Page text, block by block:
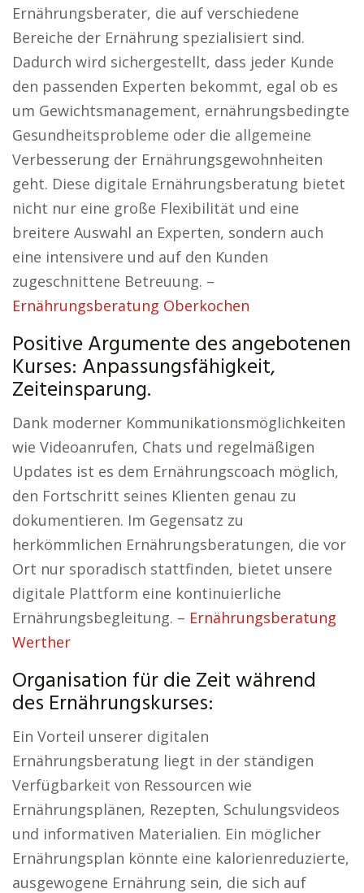
Ernährungsberater, die auf verschiedene
Bereiche der Ernährung spezialisiert sind.
Dadurch wird sichergestellt, dass jeder Kunde
den passenden Experten bekommt, egal ob es
um Gewichtsmanagement, ernährungsbedingte
Gesundheitsprobleme oder die allgemeine
Verbesserung der Ernährungsgewohnheiten
geht. Diese digitale Ernährungsberatung bietet
nicht nur eine große Flexibilität und eine
breitere Auswahl an Experten, sondern auch
eine intensivere und auf den Kunden
zugeschnittene Betreuung. –
Ernährungsberatung Oberkochen
Positive Argumente des angebotenen
Kurses: Anpassungsfähigkeit,
Zeiteinsparung.
Dank moderner Kommunikationsmöglichkeiten
wie Videoanrufen, Chats und regelmäßigen
Updates ist es dem Ernährungscoach möglich,
den Fortschritt seines Klienten genau zu
dokumentieren. Im Gegensatz zu
herkömmlichen Ernährungsberatungen, die vor
Ort nur sporadisch stattfinden, bietet unsere
digitale Plattform eine kontinuierliche
Ernährungsbegleitung. – Ernährungsberatung
Werther
Organisation für die Zeit während
des Ernährungskurses:
Ein Vorteil unserer digitalen
Ernährungsberatung liegt in der ständigen
Verfügbarkeit von Ressourcen wie
Ernährungsplänen, Rezepten, Schulungsvideos
und informativen Materialien. Ein möglicher
Ernährungsplan könnte eine kalorienreduzierte,
ausgewogene Ernährung sein, die sich auf